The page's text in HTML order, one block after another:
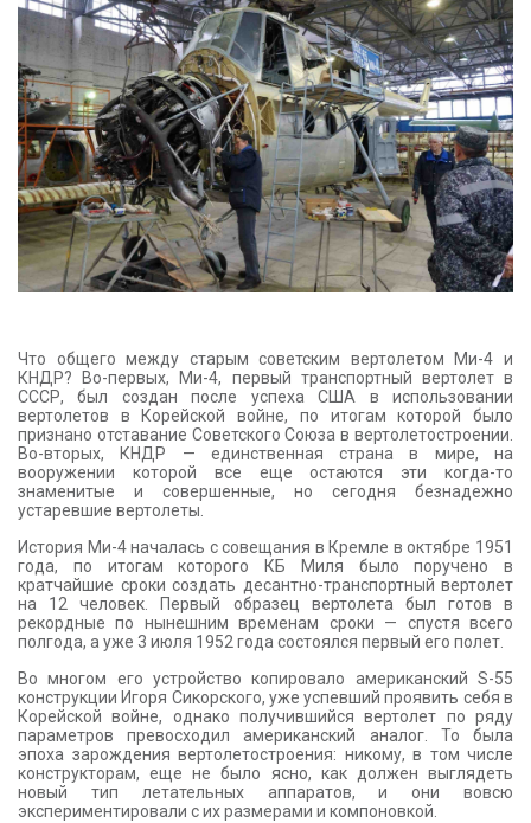
КОНТАКТЫ
Что общего между старым советским вертолетом Ми-4 и
КНДР? Во-первых, Ми-4, первый транспортный вертолет в
СССР, был создан после успеха США в использовании
вертолетов в Корейской войне, по итогам которой было
признано отставание Советского Союза в вертолетостроении.
Во-вторых, КНДР — единственная страна в мире, на
вооружении которой все еще остаются эти когда-то
знаменитые и совершенные, но сегодня безнадежно
устаревшие вертолеты.
История Ми-4 началась с совещания в Кремле в октябре 1951
года, по итогам которого КБ Миля было поручено в
кратчайшие сроки создать десантно-транспортный вертолет
на 12 человек. Первый образец вертолета был готов в
рекордные по нынешним временам сроки — спустя всего
полгода, а уже 3 июля 1952 года состоялся первый его полет.
Во многом его устройство копировало американский S-55
конструкции Игоря Сикорского, уже успевший проявить себя в
Корейской войне, однако получившийся вертолет по ряду
параметров превосходил американский аналог. То была
эпоха зарождения вертолетостроения: никому, в том числе
конструкторам, еще не было ясно, как должен выглядеть
новый тип летательных аппаратов, и они вовсю
экспериментировали с их размерами и компоновкой.